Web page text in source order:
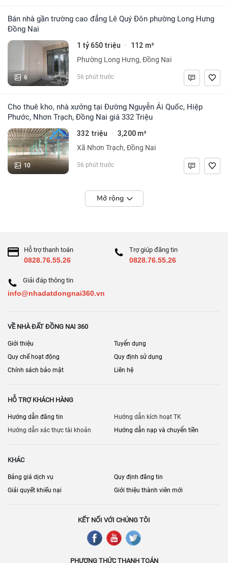
Bán nhà gần trường cao đẳng Lê Quý Đôn phường Long Hưng
Đồng Nai
6
1 tỷ 650 triệu · 112 m²
Phường Long Hưng, Đồng Nai
56 phút trước
Cho thuê kho, nhà xưởng tại Đường Nguyễn Ái Quốc, Hiệp
Phước, Nhơn Trạch, Đồng Nai giá 332 Triệu
10
332 triệu · 3,200 m²
Xã Nhơn Trạch, Đồng Nai
56 phút trước
Mở rộng
Hỗ trợ thanh toán
0828.76.55.26
Trợ giúp đăng tin
0828.76.55.26
Giải đáp thông tin
info@nhadatdongnai360.vn
VỀ NHÀ ĐẤT ĐỒNG NAI 360
Giới thiệu
Tuyển dụng
Quy chế hoạt động
Quy định sử dụng
Chính sách bảo mật
Liên hệ
HỖ TRỢ KHÁCH HÀNG
Hướng dẫn đăng tin
Hướng dẫn kích hoạt TK
Hướng dẫn xác thực tài khoản
Hướng dẫn nạp và chuyển tiền
KHÁC
Bảng giá dịch vụ
Quy định đăng tin
Giải quyết khiếu nại
Giới thiệu thành viên mới
KẾT NỐI VỚI CHÚNG TÔI
PHƯƠNG THỨC THANH TOÁN